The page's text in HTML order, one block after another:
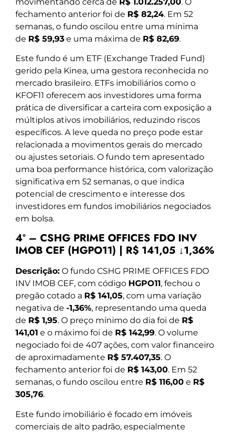
fechamento anterior foi de R$ 82,24. Em 52
semanas, o fundo oscilou entre uma mínima
de R$ 59,93 e uma máxima de R$ 82,69.
Este fundo é um ETF (Exchange Traded Fund)
gerido pela Kinea, uma gestora reconhecida no
mercado brasileiro. ETFs imobiliários como o
KFOF11 oferecem aos investidores uma forma
prática de diversificar a carteira com exposição a
múltiplos ativos imobiliários, reduzindo riscos
específicos. A leve queda no preço pode estar
relacionada a movimentos gerais do mercado
ou ajustes setoriais. O fundo tem apresentado
uma boa performance histórica, com valorização
significativa em 52 semanas, o que indica
potencial de crescimento e interesse dos
investidores em fundos imobiliários negociados
em bolsa.
4º – CSHG PRIME OFFICES FDO INV
IMOB CEF (HGPO11) | R$ 141,05 ↓1,36%
Descrição: O fundo CSHG PRIME OFFICES FDO
INV IMOB CEF, com código HGPO11, fechou o
pregão cotado a R$ 141,05, com uma variação
negativa de -1,36%, representando uma queda
de R$ 1,95. O preço mínimo do dia foi de R$
141,01 e o máximo foi de R$ 142,99. O volume
negociado foi de 407 ações, com valor financeiro
de aproximadamente R$ 57.407,35. O
fechamento anterior foi de R$ 143,00. Em 52
semanas, o fundo oscilou entre R$ 116,00 e R$
305,76.
Este fundo imobiliário é focado em imóveis
comerciais de alto padrão, especialmente